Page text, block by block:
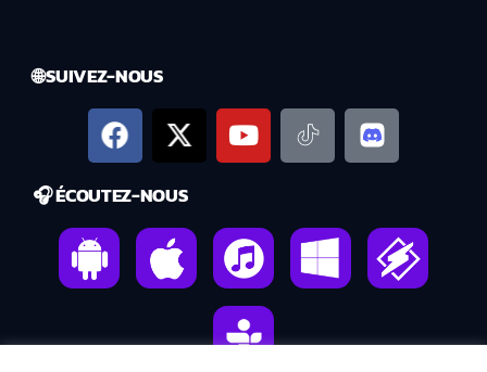
🌐 SUIVEZ-NOUS
🎧 ÉCOUTEZ-NOUS